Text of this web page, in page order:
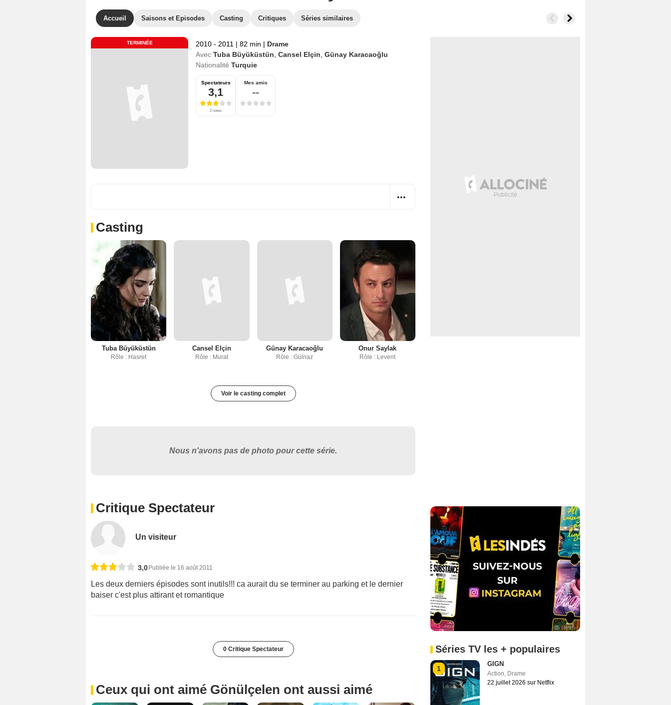
Accueil Saisons et Episodes Casting Critiques Séries similaires
TERMINÉE 2010 - 2011 | 82 min | Drame
Avec Tuba Büyüküstün Cansel Elçin Günay Karacaoğlu
Nationalité Turquie
Spectateurs
3,1
2 notes
Mes amis
--
Casting
Tuba Büyüküstün
Rôle : Hasret
Cansel Elçin
Rôle : Murat
Günay Karacaoğlu
Rôle : Gülnaz
Onur Saylak
Rôle : Levent
Voir le casting complet
Nous n'avons pas de photo pour cette série.
Critique Spectateur
Un visiteur
3,0 Publiée le 16 août 2011
Les deux derniers épisodes sont inutils!!! ca aurait du se terminer au parking et le dernier
baiser c'est plus attirant et romantique
0 Critique Spectateur
Ceux qui ont aimé Gönülçelen ont aussi aimé
Séries TV les + populaires
1
GIGN
Action, Drame
22 juillet 2026 sur Netflix